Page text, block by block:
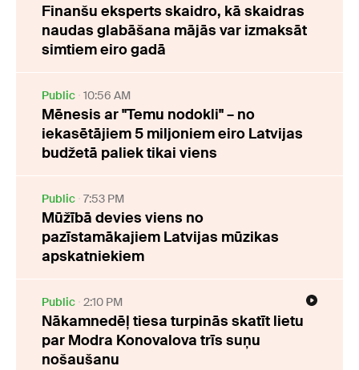
Finanšu eksperts skaidro, kā skaidras
naudas glabāšana mājās var izmaksāt
simtiem eiro gadā
Public 10:56 AM
Mēnesis ar "Temu nodokli" – no
iekasētājiem 5 miljoniem eiro Latvijas
budžetā paliek tikai viens
Public 7:53 PM
Mūžībā devies viens no
pazīstamākajiem Latvijas mūzikas
apskatniekiem
Public 2:10 PM
Nākamnedēļ tiesa turpinās skatīt lietu
par Modra Konovalova trīs suņu
nošaušanu